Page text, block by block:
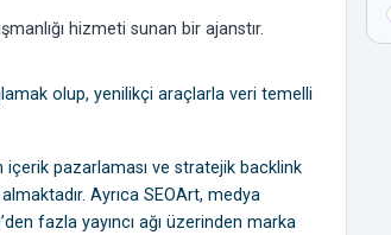
hizmeti sunan bir ajanstır.
olup, yenilikçi araçlarla veri temelli
pazarlaması ve stratejik backlink
Ayrıca SEOArt, medya
fazla yayıncı ağı üzerinden marka